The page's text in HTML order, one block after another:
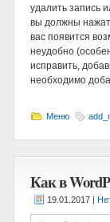
удалить запись
вы должны
вас появится
неудобно
исправить,
необходимо
Меню
Как в
|